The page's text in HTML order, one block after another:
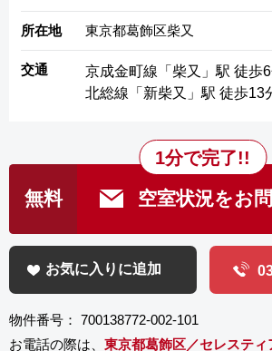
所在地 東京都葛飾区柴又
交通
京成金町線「柴又」駅 徒歩
北総線「新柴又」駅 徒歩13
無料 空室状況をお
1分で完了!!
お気に入りに追加
物件番号： 700138772-002-101
お電話の際は、東京都葛飾区／セレステ